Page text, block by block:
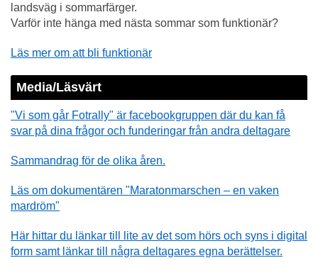
landsväg i sommarfärger.
Varför inte hänga med nästa sommar som funktionär?
Läs mer om att bli funktionär
Media/Läsvärt
"Vi som går Fotrally" är facebookgruppen där du kan få
svar på dina frågor och funderingar från andra deltagare
Sammandrag för de olika åren.
Läs om dokumentären "Maratonmarschen – en vaken
mardröm"
Här hittar du länkar till lite av det som hörs och syns i digital
form samt länkar till några deltagares egna berättelser.